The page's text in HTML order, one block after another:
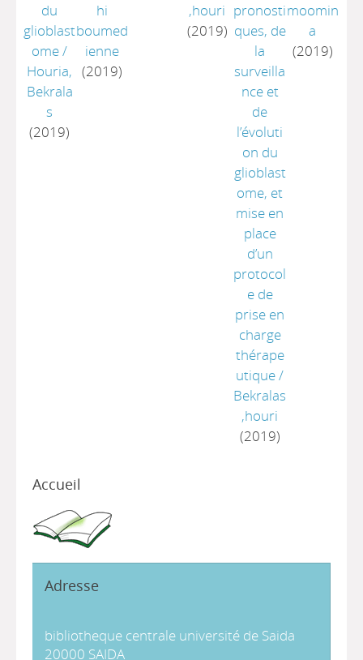
du
glioblast
ome/
Houria,
Bekrala
s
(2019)
hi
boumed
ienne
(2019)
,houri
(2019)
pronosti
ques, de
la
surveilla
nce et
de
l’évoluti
on du
glioblast
ome, et
mise en
place
d’un
protocol
e de
prise en
charge
thérape
utique/
Bekralas
,houri
(2019)
moomin
a
(2019)
Accueil
Adresse
bibliotheque centrale université de Saida
20000 SAIDA